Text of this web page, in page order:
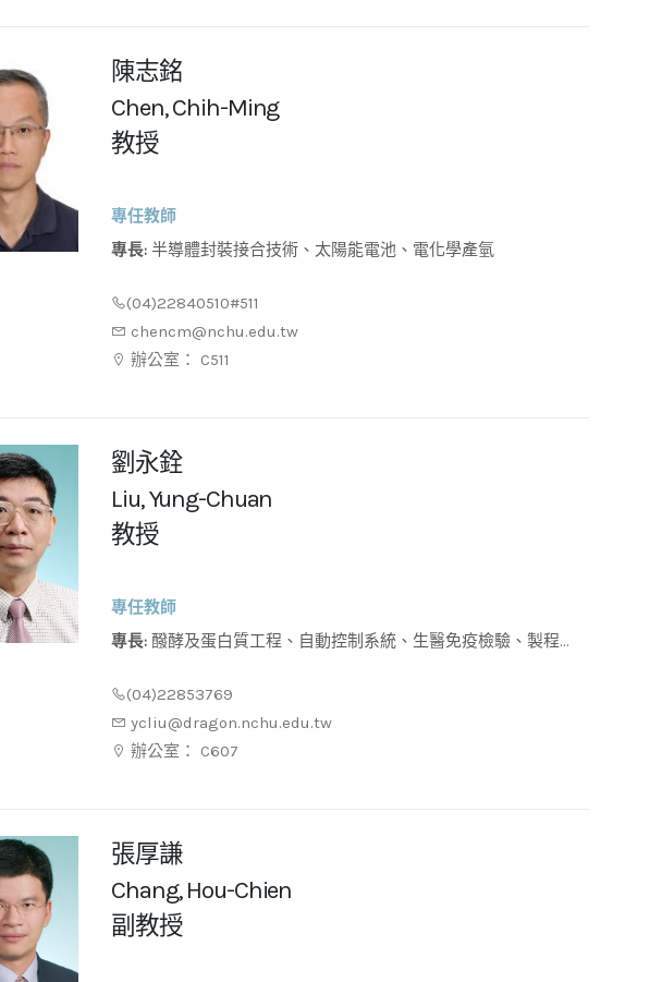
陳志銘
Chen, Chih-Ming
教授
專任教師
專長: 半導體封裝接合技術、太陽能電池、電化學產氫
(04)22840510#511
chencm@nchu.edu.tw
辦公室： C511
劉永銓
Liu, Yung-Chuan
教授
專任教師
專長:
(04)22853769
ycliu@dragon.nchu.edu.tw
辦公室： C607
張厚謙
Chang, Hou-Chien
副教授